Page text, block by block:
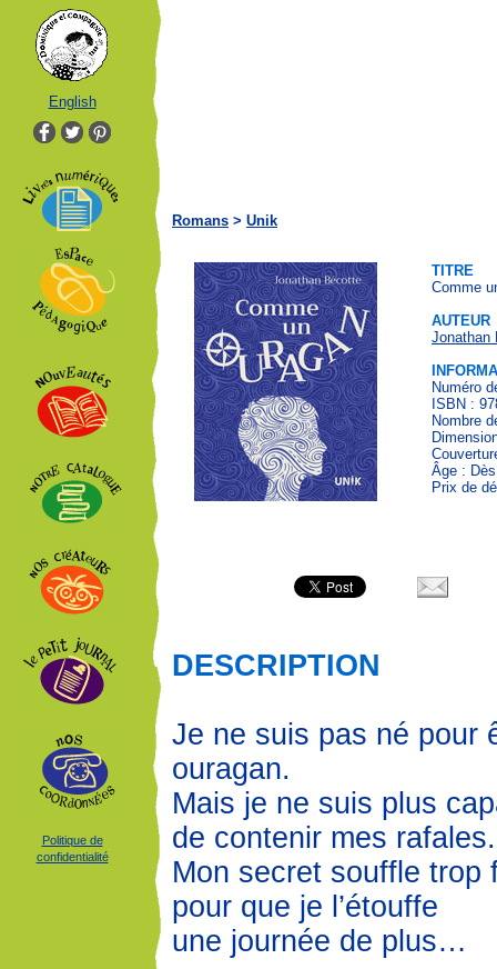
English
Politique de
confidentialité
Romans > Unik
TITRE
Comme
AUTEUR
Jonathan
Numéro
ISBN :
Nombre
Âge :
Prix de
DESCRIPTION
Je ne suis pas né pour
ouragan.
Mais je ne suis plus
de contenir mes rafales.
Mon secret souffle trop
pour que je l’étouffe
une journée de plus…